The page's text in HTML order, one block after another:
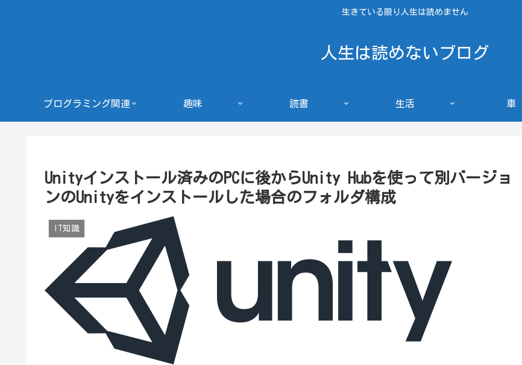
生きている限り人生は読めません
人生は読めないブログ
プログラミング関連 趣味 読書 生活 車
Unityインストール済みのPCに後からUnity Hubを使って別バージョ
ンのUnityをインストールした場合のフォルダ構成
IT知識